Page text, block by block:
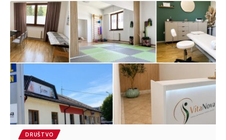
DRUŠTVO